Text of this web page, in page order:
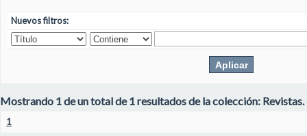
Nuevos filtros:
Mostrando 1 de un total de 1 resultados de la colección: Revistas.
1